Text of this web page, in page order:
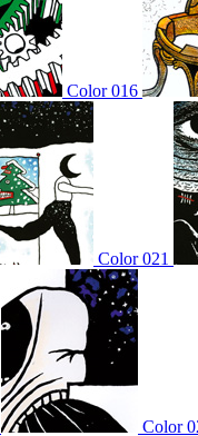
Color 016
Color 021
Color